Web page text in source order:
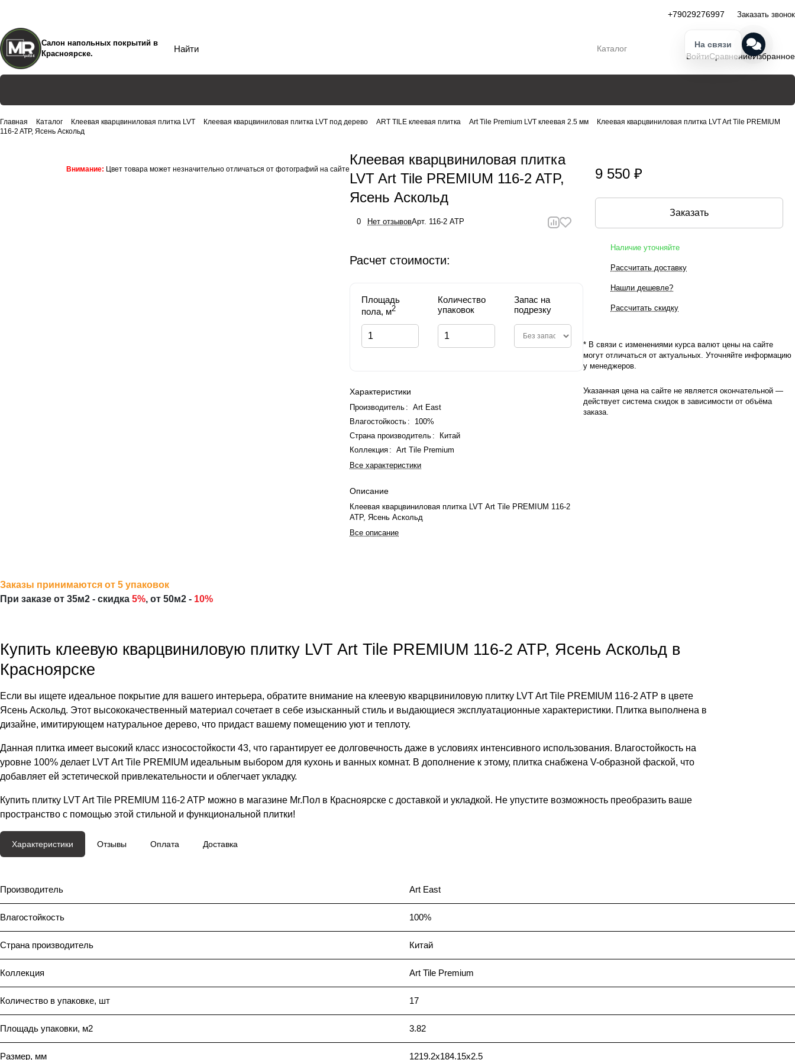
+79029276997 Заказать звонок
Салон напольных покрытий в
Красноярске.
Каталог
ВойтиСравнениеИзбранное
Главная Каталог Клеевая кварцвиниловая плитка LVT Клеевая кварцвиниловая плитка LVT под дерево ART TILE клеевая плитка Art Tile Premium LVT клеевая 2.5 мм
Клеевая кварцвиниловая плитка LVT Art Tile PREMIUM
116-2 ATP, Ясень Аскольд
Внимание: Цвет товара может незначительно отличаться от фотографий на сайте
Клеевая кварцвиниловая плитка
LVT Art Tile PREMIUM 116-2 ATP,
Ясень Аскольд
0 Нет отзывовАрт. 116-2 ATP
Расчет стоимости:
Площадь
пола, м2
Количество
упаковок
Запас на
подрезку
Характеристики
Производитель:
Art East
Влагостойкость:
100%
Страна производитель:
Китай
Коллекция:
Art Tile Premium
Все характеристики
Описание
Клеевая кварцвиниловая плитка LVT Art Tile PREMIUM 116-2
ATP, Ясень Аскольд
Все описание
9 550 ₽
Заказать
Наличие уточняйте
Рассчитать доставку
Нашли дешевле?
Рассчитать скидку
* В связи с изменениями курса валют цены на сайте
могут отличаться от актуальных. Уточняйте информацию
у менеджеров.
Указанная цена на сайте не является окончательной —
действует система скидок в зависимости от объёма
заказа.
Заказы принимаются от 5 упаковок
При заказе от 35м2 - скидка 5%, от 50м2 - 10%
Купить клеевую кварцвиниловую плитку LVT Art Tile PREMIUM 116-2 ATP, Ясень Аскольд в
Красноярске
Если вы ищете идеальное покрытие для вашего интерьера, обратите внимание на клеевую кварцвиниловую плитку LVT Art Tile PREMIUM 116-2 ATP в цвете
Ясень Аскольд. Этот высококачественный материал сочетает в себе изысканный стиль и выдающиеся эксплуатационные характеристики. Плитка выполнена в
дизайне, имитирующем натуральное дерево, что придаст вашему помещению уют и теплоту.
Данная плитка имеет высокий класс износостойкости 43, что гарантирует ее долговечность даже в условиях интенсивного использования. Влагостойкость на
уровне 100% делает LVT Art Tile PREMIUM идеальным выбором для кухонь и ванных комнат. В дополнение к этому, плитка снабжена V-образной фаской, что
добавляет ей эстетической привлекательности и облегчает укладку.
Купить плитку LVT Art Tile PREMIUM 116-2 ATP можно в магазине Mr.Пол в Красноярске с доставкой и укладкой. Не упустите возможность преобразить ваше
пространство с помощью этой стильной и функциональной плитки!
Характеристики Отзывы Оплата Доставка
Производитель Art East
Влагостойкость 100%
Страна производитель Китай
Коллекция Art Tile Premium
Количество в упаковке, шт 17
Площадь упаковки, м2 3.82
Размер, мм 1219.2х184.15х2.5
На связи